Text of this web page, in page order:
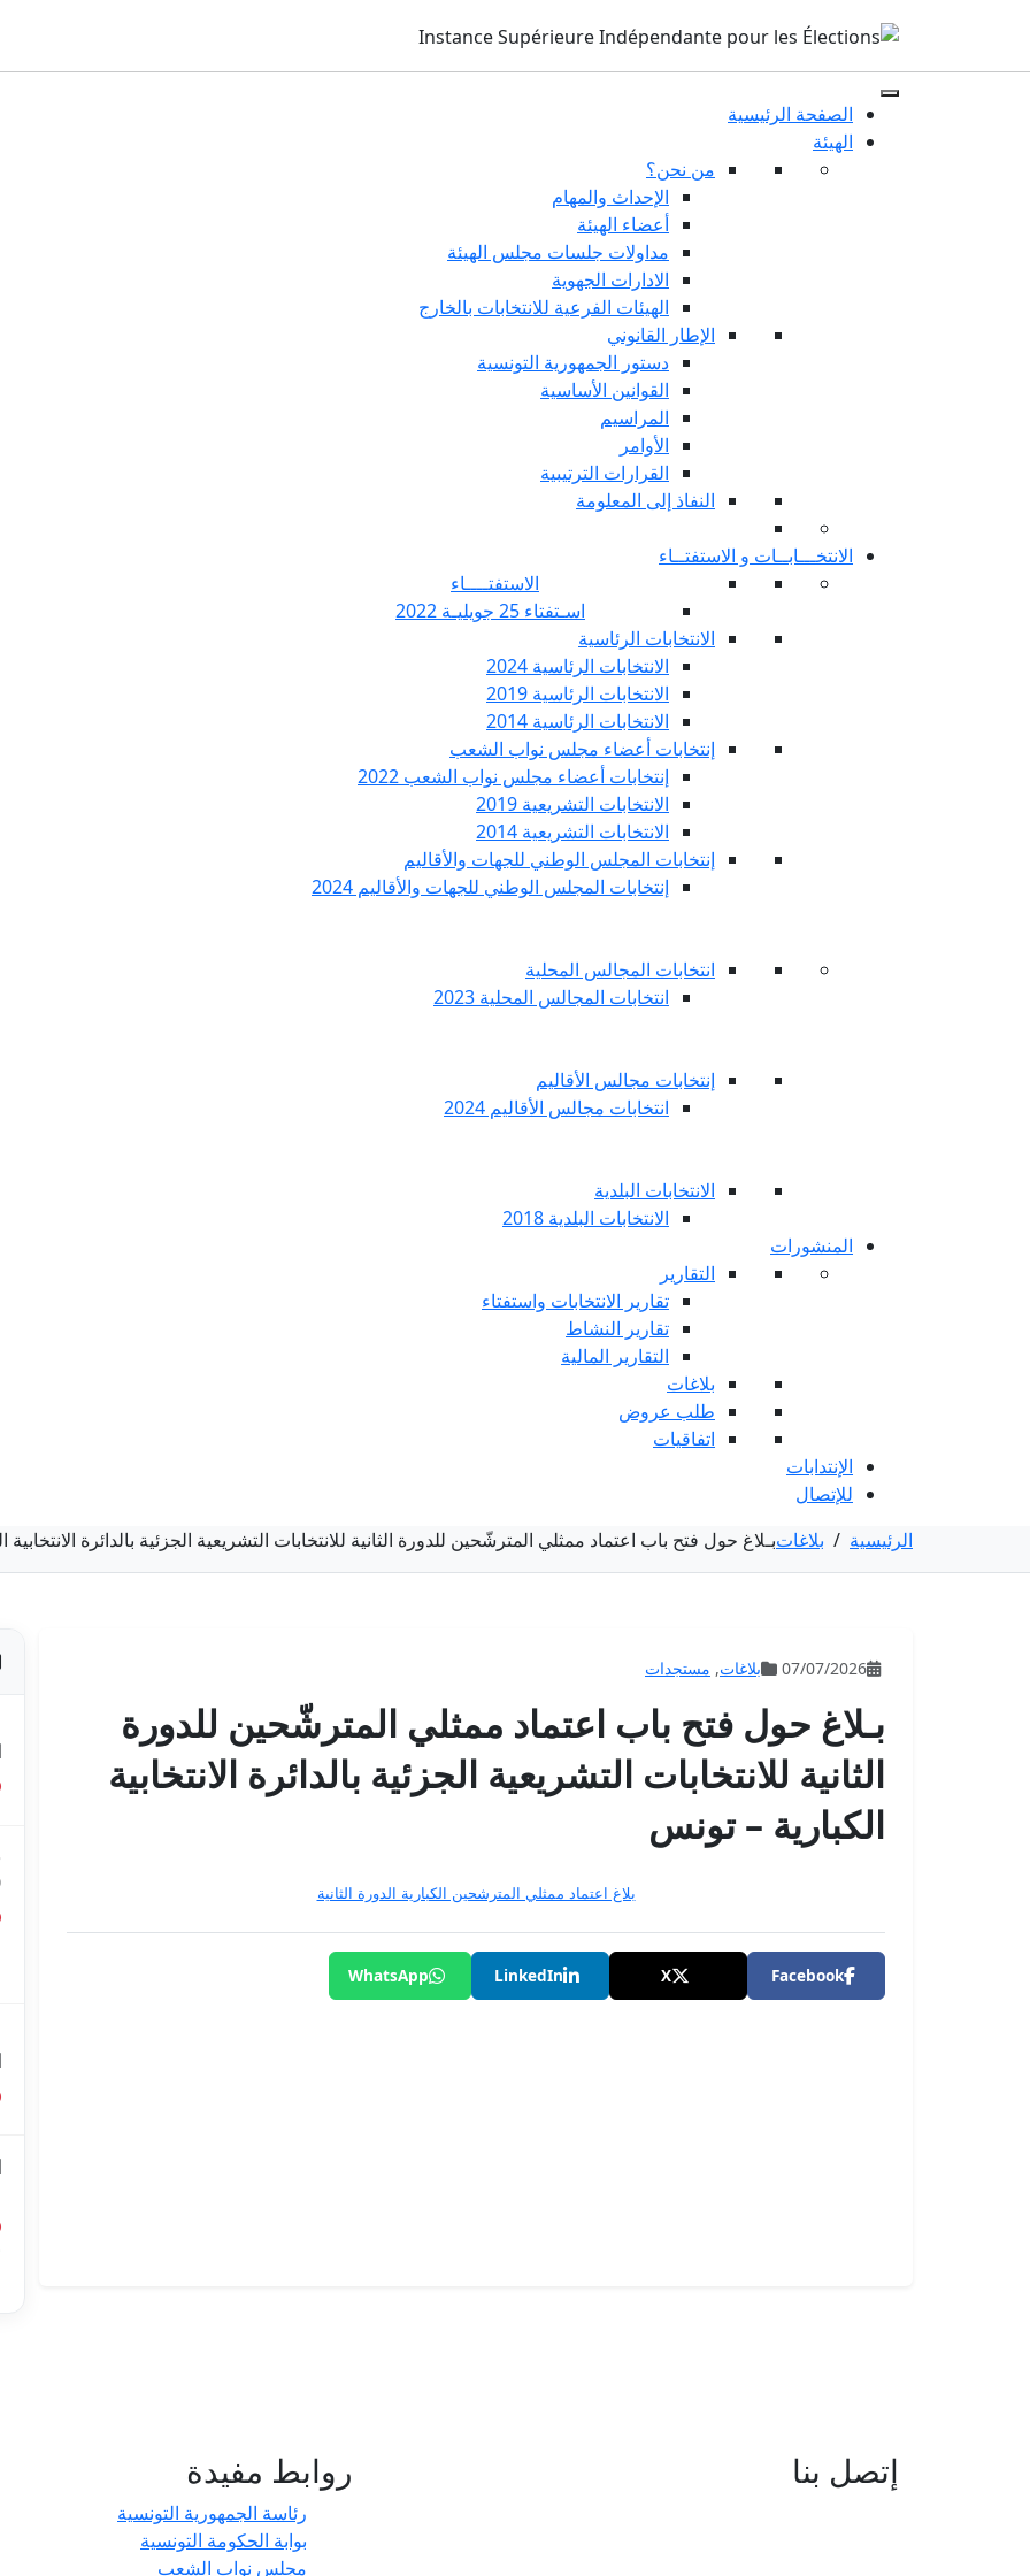
الصفحة الرئيسية
الهيئة
من نحن؟
الإحداث والمهام
أعضاء الهيئة
مداولات جلسات مجلس الهيئة
الادارات الجهوية
الهيئات الفرعية للانتخابات بالخارج
الإطار القانوني
دستور الجمهورية التونسية
القوانين الأساسية
المراسيم
الأوامر
القرارات الترتيبية
النفاذ إلى المعلومة
الانتخـــابــات و الاستفتــاء
الاستفتــــاء
اسـتفتاء 25 جويليـة 2022
الانتخابات الرئاسية
الانتخابات الرئاسية 2024
الانتخابات الرئاسية 2019
الانتخابات الرئاسية 2014
إنتخابات أعضاء مجلس نواب الشعب
إنتخابات أعضاء مجلس نواب الشعب 2022
الانتخابات التشريعية 2019
الانتخابات التشريعية 2014
إنتخابات المجلس الوطني للجهات والأقاليم
إنتخابات المجلس الوطني للجهات والأقاليم 2024
انتخابات المجالس المحلية
انتخابات المجالس المحلية 2023
إنتخابات مجالس الأقاليم
انتخابات مجالس الأقاليم 2024
الانتخابات البلدية
الانتخابات البلدية 2018
المنشورات
التقارير
تقارير الانتخابات واستفتاء
تقارير النشاط
التقارير المالية
بلاغات
طلب عروض
اتفاقيات
الإنتدابات
للإتصال
الرئيسية / بلاغاتبـلاغ حول فتح باب اعتماد ممثلي المترشّحين للدورة الثانية للانتخابات التشريعية الجزئية بالدائرة الانتخابية
07/07/2026 بلاغات, مستجدات
بـلاغ حول فتح باب اعتماد ممثلي المترشّحين للدورة
الثانية للانتخابات التشريعية الجزئية بالدائرة الانتخابية
الكبارية – تونس
بلاغ اعتماد ممثلي المترشحين الكبارية الدورة الثانية
Facebook
X
LinkedIn
WhatsApp
إتصل بنا روابط مفيدة
رئاسة الجمهورية التونسية
بوابة الحكومة التونسية
مجلس نواب الشعب